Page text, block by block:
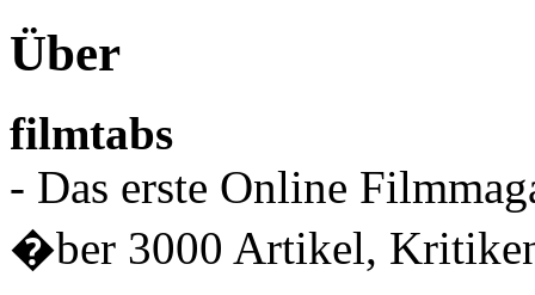
Über
filmtabs
- Das erste Online
�ber 3000 Artikel,